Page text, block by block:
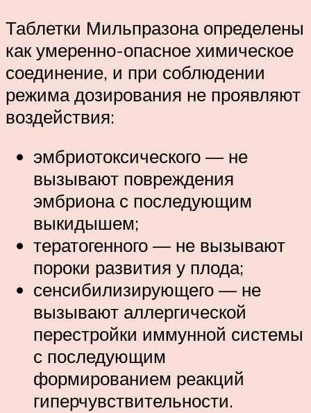
Таблетки Мильпразона определены
как умеренно-опасное химическое
соединение, и при соблюдении
режима дозирования не проявляют
воздействия:
эмбриотоксического — не
вызывают повреждения
эмбриона с последующим
выкидышем;
тератогенного — не вызывают
пороки развития у плода;
сенсибилизирующего — не
вызывают аллергической
перестройки иммунной системы
с последующим
формированием реакций
гиперчувствительности.